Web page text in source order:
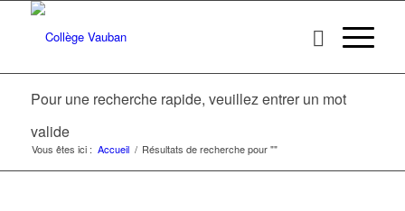
Pour une recherche rapide, veuillez entrer un mot
valide
Vous êtes ici : Accueil / Résultats de recherche pour ""